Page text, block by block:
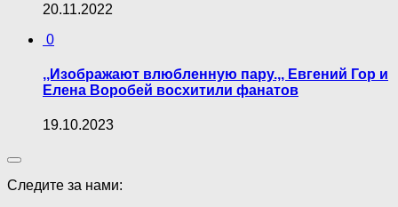
20.11.2022
0
,,Изображают влюбленную пару.,, Евгений Гор и
Елена Воробей восхитили фанатов
19.10.2023
Следите за нами: